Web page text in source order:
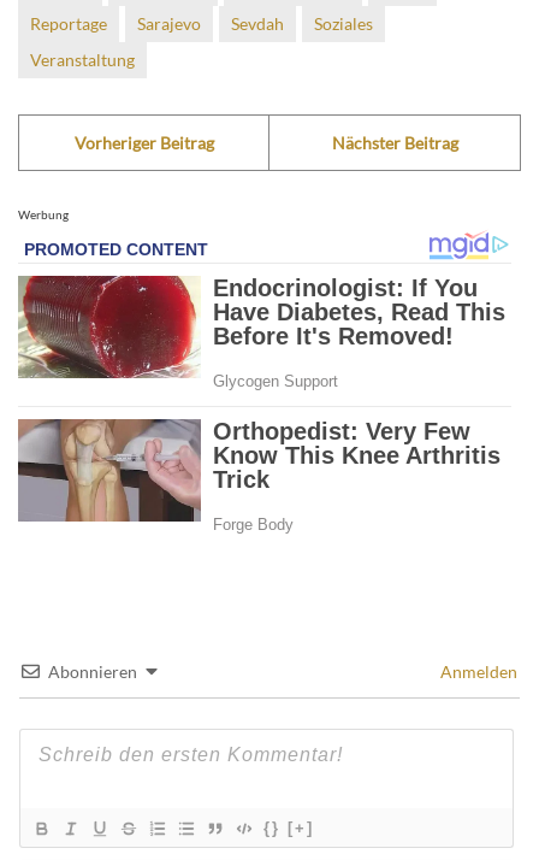
Reportage
Sarajevo Sevdah
Soziales
Veranstaltung
Vorheriger Beitrag Nächster Beitrag
Werbung
Abonnieren Anmelden
{} [+]